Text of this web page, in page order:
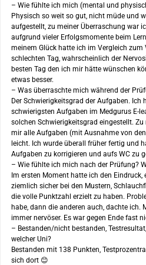
– Wie fühlte ich mich (mental und
Physisch so weit so gut, nicht müde und
aufgestellt, zu meiner Überraschung war
aufgrund vieler Erfolgsmomente beim
meinem Glück hatte ich im Vergleich
schlechten Tag, wahrscheinlich der
besten Tag den ich mir hätte wünschen
etwas besser.
– Was überraschte mich während der
Der Schwierigkeitsgrad der Aufgaben. Ich
schwierigsten Aufgaben im Medgurus E-
solchen Schwierigkeitsgrad eingestellt.
mir alle Aufgaben (mit Ausnahme von
leicht. Ich wurde überall früher fertig und
Aufgaben zu korrigieren und aufs WC zu
– Wie fühlte ich mich nach der Prüfung?
Im ersten Moment hatte ich den Eindruck,
ziemlich sicher bei den Mustern,
die volle Punktzahl erzielt zu haben.
habe, dann die anderen auch, dachte ich.
immer nervöser. Es war gegen Ende fast
– Bestanden/nicht bestanden,
welcher Uni?
Bestanden mit 138 Punkten,
sich dort 😊